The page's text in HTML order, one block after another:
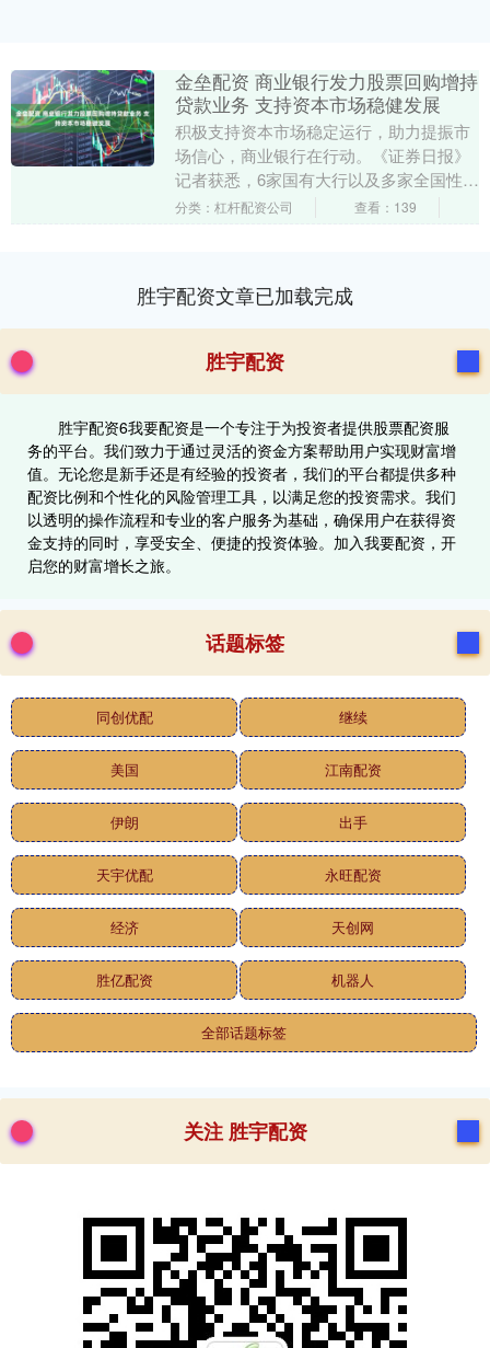
金垒配资 商业银行发力股票回购增持
贷款业务 支持资本市场稳健发展
积极支持资本市场稳定运行，助力提振市
场信心，商业银行在行动。《证券日报》
记者获悉，6家国有大行以及多家全国性股
份制银行持续加大股票回购增持贷款业务
分类：杠杆配资公司 查看：139
胜宇配资文章已加载完成
胜宇配资
胜宇配资6我要配资是一个专注于为投资者提供股票配资服
务的平台。我们致力于通过灵活的资金方案帮助用户实现财富增
值。无论您是新手还是有经验的投资者，我们的平台都提供多种
配资比例和个性化的风险管理工具，以满足您的投资需求。我们
以透明的操作流程和专业的客户服务为基础，确保用户在获得资
金支持的同时，享受安全、便捷的投资体验。加入我要配资，开
启您的财富增长之旅。
话题标签
同创优配 继续
美国 江南配资
伊朗 出手
天宇优配 永旺配资
经济 天创网
胜亿配资 机器人
全部话题标签
关注 胜宇配资